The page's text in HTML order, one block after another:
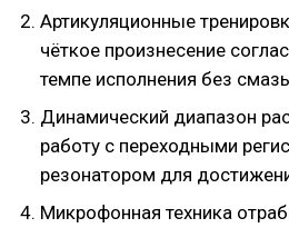
Артикуляционные
чёткое произнесение
темпе исполнения без
Динамический диапазон
работу с переходными
резонатором для
Микрофонная техника